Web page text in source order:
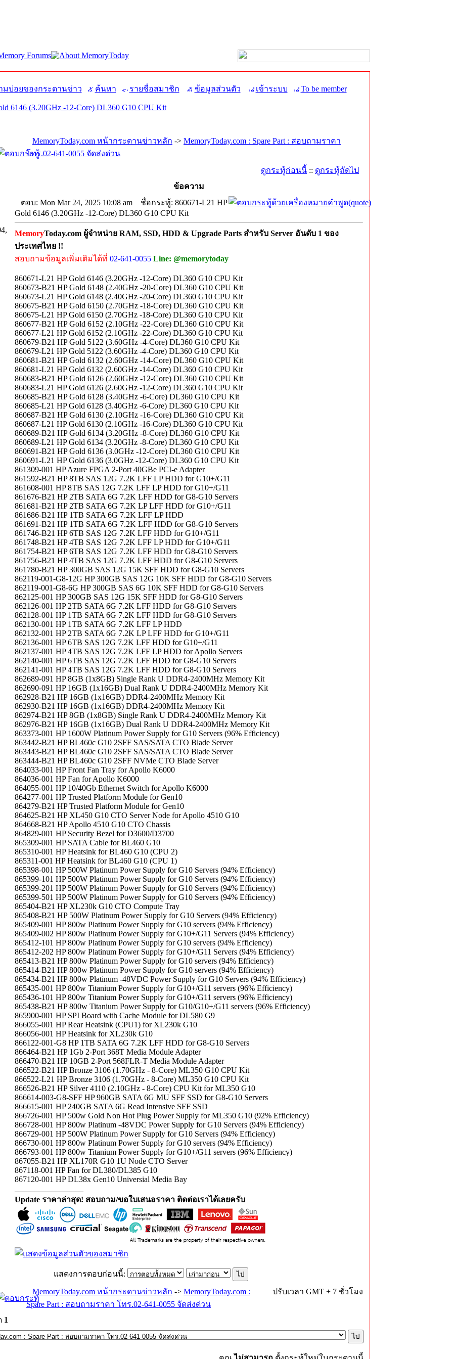
มบ่อยของกระดานข่าว ค้นหา รายชื่อสมาชิก ข้อมูลส่วนตัว เข้าระบบ To be member
6146 (3.20GHz -12-Core) DL360 G10 CPU Kit
MemoryToday.com หน้ากระดานข่าวหลัก -> MemoryToday.com : Spare Part : สอบถามราคา
โทร.02-641-0055 จัดส่งด่วน
ดูกระทู้ก่อนนี้ :: ดูกระทู้ถัดไป
ข้อความ
ตอบ: Mon Mar 24, 2025 10:08 am
ชื่อกระทู้: 860671-L21 HP
Gold 6146 (3.20GHz -12-Core) DL360 G10 CPU Kit
MemoryToday.com ผู้จำหน่าย RAM, SSD, HDD & Upgrade Parts สำหรับ Server อันดับ 1 ของ
ประเทศไทย !!
สอบถามข้อมูลเพิ่มเติมได้ที่ 02-641-0055 Line: @memorytoday
860671-L21 HP Gold 6146 (3.20GHz -12-Core) DL360 G10 CPU Kit
860673-B21 HP Gold 6148 (2.40GHz -20-Core) DL360 G10 CPU Kit
860673-L21 HP Gold 6148 (2.40GHz -20-Core) DL360 G10 CPU Kit
860675-B21 HP Gold 6150 (2.70GHz -18-Core) DL360 G10 CPU Kit
860675-L21 HP Gold 6150 (2.70GHz -18-Core) DL360 G10 CPU Kit
860677-B21 HP Gold 6152 (2.10GHz -22-Core) DL360 G10 CPU Kit
860677-L21 HP Gold 6152 (2.10GHz -22-Core) DL360 G10 CPU Kit
860679-B21 HP Gold 5122 (3.60GHz -4-Core) DL360 G10 CPU Kit
860679-L21 HP Gold 5122 (3.60GHz -4-Core) DL360 G10 CPU Kit
860681-B21 HP Gold 6132 (2.60GHz -14-Core) DL360 G10 CPU Kit
860681-L21 HP Gold 6132 (2.60GHz -14-Core) DL360 G10 CPU Kit
860683-B21 HP Gold 6126 (2.60GHz -12-Core) DL360 G10 CPU Kit
860683-L21 HP Gold 6126 (2.60GHz -12-Core) DL360 G10 CPU Kit
860685-B21 HP Gold 6128 (3.40GHz -6-Core) DL360 G10 CPU Kit
860685-L21 HP Gold 6128 (3.40GHz -6-Core) DL360 G10 CPU Kit
860687-B21 HP Gold 6130 (2.10GHz -16-Core) DL360 G10 CPU Kit
860687-L21 HP Gold 6130 (2.10GHz -16-Core) DL360 G10 CPU Kit
860689-B21 HP Gold 6134 (3.20GHz -8-Core) DL360 G10 CPU Kit
860689-L21 HP Gold 6134 (3.20GHz -8-Core) DL360 G10 CPU Kit
860691-B21 HP Gold 6136 (3.0GHz -12-Core) DL360 G10 CPU Kit
860691-L21 HP Gold 6136 (3.0GHz -12-Core) DL360 G10 CPU Kit
861309-001 HP Azure FPGA 2-Port 40GBe PCI-e Adapter
861592-B21 HP 8TB SAS 12G 7.2K LFF LP HDD for G10+/G11
861608-001 HP 8TB SAS 12G 7.2K LFF LP HDD for G10+/G11
861676-B21 HP 2TB SATA 6G 7.2K LFF HDD for G8-G10 Servers
861681-B21 HP 2TB SATA 6G 7.2K LP LFF HDD for G10+/G11
861686-B21 HP 1TB SATA 6G 7.2K LFF LP HDD
861691-B21 HP 1TB SATA 6G 7.2K LFF HDD for G8-G10 Servers
861746-B21 HP 6TB SAS 12G 7.2K LFF HDD for G10+/G11
861748-B21 HP 4TB SAS 12G 7.2K LFF LP HDD for G10+/G11
861754-B21 HP 6TB SAS 12G 7.2K LFF HDD for G8-G10 Servers
861756-B21 HP 4TB SAS 12G 7.2K LFF HDD for G8-G10 Servers
861780-B21 HP 300GB SAS 12G 15K SFF HDD for G8-G10 Servers
862119-001-G8-12G HP 300GB SAS 12G 10K SFF HDD for G8-G10 Servers
862119-001-G8-6G HP 300GB SAS 6G 10K SFF HDD for G8-G10 Servers
862125-001 HP 300GB SAS 12G 15K SFF HDD for G8-G10 Servers
862126-001 HP 2TB SATA 6G 7.2K LFF HDD for G8-G10 Servers
862128-001 HP 1TB SATA 6G 7.2K LFF HDD for G8-G10 Servers
862130-001 HP 1TB SATA 6G 7.2K LFF LP HDD
862132-001 HP 2TB SATA 6G 7.2K LP LFF HDD for G10+/G11
862136-001 HP 6TB SAS 12G 7.2K LFF HDD for G10+/G11
862137-001 HP 4TB SAS 12G 7.2K LFF LP HDD for Apollo Servers
862140-001 HP 6TB SAS 12G 7.2K LFF HDD for G8-G10 Servers
862141-001 HP 4TB SAS 12G 7.2K LFF HDD for G8-G10 Servers
862689-091 HP 8GB (1x8GB) Single Rank U DDR4-2400MHz Memory Kit
862690-091 HP 16GB (1x16GB) Dual Rank U DDR4-2400MHz Memory Kit
862928-B21 HP 16GB (1x16GB) DDR4-2400MHz Memory Kit
862930-B21 HP 16GB (1x16GB) DDR4-2400MHz Memory Kit
862974-B21 HP 8GB (1x8GB) Single Rank U DDR4-2400MHz Memory Kit
862976-B21 HP 16GB (1x16GB) Dual Rank U DDR4-2400MHz Memory Kit
863373-001 HP 1600W Platinum Power Supply for G10 Servers (96% Efficiency)
863442-B21 HP BL460c G10 2SFF SAS/SATA CTO Blade Server
863443-B21 HP BL460c G10 2SFF SAS/SATA CTO Blade Server
863444-B21 HP BL460c G10 2SFF NVMe CTO Blade Server
864033-001 HP Front Fan Tray for Apollo K6000
864036-001 HP Fan for Apollo K6000
864055-001 HP 10/40Gb Ethernet Switch for Apollo K6000
864277-001 HP Trusted Platform Module for Gen10
864279-B21 HP Trusted Platform Module for Gen10
864625-B21 HP XL450 G10 CTO Server Node for Apollo 4510 G10
864668-B21 HP Apollo 4510 G10 CTO Chassis
864829-001 HP Security Bezel for D3600/D3700
865309-001 HP SATA Cable for BL460 G10
865310-001 HP Heatsink for BL460 G10 (CPU 2)
865311-001 HP Heatsink for BL460 G10 (CPU 1)
865398-001 HP 500W Platinum Power Supply for G10 Servers (94% Efficiency)
865399-101 HP 500W Platinum Power Supply for G10 Servers (94% Efficiency)
865399-201 HP 500W Platinum Power Supply for G10 Servers (94% Efficiency)
865399-501 HP 500W Platinum Power Supply for G10 Servers (94% Efficiency)
865404-B21 HP XL230k G10 CTO Compute Tray
865408-B21 HP 500W Platinum Power Supply for G10 Servers (94% Efficiency)
865409-001 HP 800w Platinum Power Supply for G10 servers (94% Efficiency)
865409-002 HP 800w Platinum Power Supply for G10+/G11 Servers (94% Efficiency)
865412-101 HP 800w Platinum Power Supply for G10 servers (94% Efficiency)
865412-202 HP 800w Platinum Power Supply for G10+/G11 Servers (94% Efficiency)
865413-B21 HP 800w Platinum Power Supply for G10 servers (94% Efficiency)
865414-B21 HP 800w Platinum Power Supply for G10 servers (94% Efficiency)
865434-B21 HP 800w Platinum -48VDC Power Supply for G10 Servers (94% Efficiency)
865435-001 HP 800w Titanium Power Supply for G10+/G11 servers (96% Efficiency)
865436-101 HP 800w Titanium Power Supply for G10+/G11 servers (96% Efficiency)
865438-B21 HP 800w Titanium Power Supply for G10/G10+/G11 servers (96% Efficiency)
865900-001 HP SPI Board with Cache Module for DL580 G9
866055-001 HP Rear Heatsink (CPU1) for XL230k G10
866056-001 HP Heatsink for XL230k G10
866122-001-G8 HP 1TB SATA 6G 7.2K LFF HDD for G8-G10 Servers
866464-B21 HP 1Gb 2-Port 368T Media Module Adapter
866470-B21 HP 10GB 2-Port 568FLR-T Media Module Adapter
866522-B21 HP Bronze 3106 (1.70GHz - 8-Core) ML350 G10 CPU Kit
866522-L21 HP Bronze 3106 (1.70GHz - 8-Core) ML350 G10 CPU Kit
866526-B21 HP Silver 4110 (2.10GHz - 8-Core) CPU Kit for ML350 G10
866614-003-G8-SFF HP 960GB SATA 6G MU SFF SSD for G8-G10 Servers
866615-001 HP 240GB SATA 6G Read Intensive SFF SSD
866726-001 HP 500w Gold Non Hot Plug Power Supply for ML350 G10 (92% Efficiency)
866728-001 HP 800w Platinum -48VDC Power Supply for G10 Servers (94% Efficiency)
866729-001 HP 500W Platinum Power Supply for G10 Servers (94% Efficiency)
866730-001 HP 800w Platinum Power Supply for G10 servers (94% Efficiency)
866793-001 HP 800w Titanium Power Supply for G10+/G11 servers (96% Efficiency)
867055-B21 HP XL170R G10 1U Node CTO Server
867118-001 HP Fan for DL380/DL385 G10
867120-001 HP DL38x Gen10 Universial Media Bay
Update ราคาล่าสุด! สอบถาม/ขอใบเสนอราคา ติดต่อเราได้เลยครับ
แสดงการตอบก่อนนี้:
MemoryToday.com หน้ากระดานข่าวหลัก -> MemoryToday.com :
Spare Part : สอบถามราคา โทร.02-641-0055 จัดส่งด่วน
ปรับเวลา GMT + 7 ชั่วโมง
1